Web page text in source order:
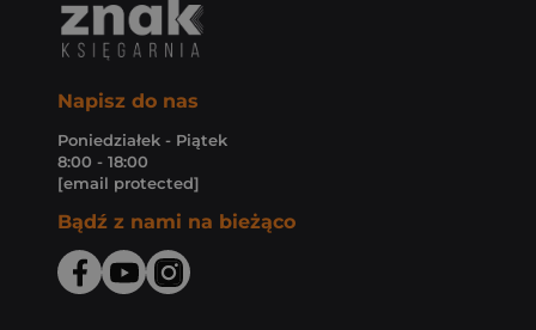
Napisz do nas
Poniedziałek - Piątek
8:00 - 18:00
[email protected]
Bądź z nami na bieżąco